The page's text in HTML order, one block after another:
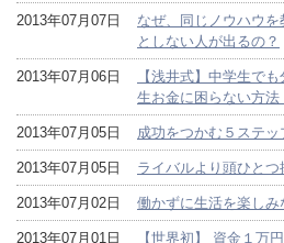
2013年07月07日
なぜ、同じノウハウ
としない人が出るの？
2013年07月06日
【浅井式】中学生で
生お金に困らない方法
2013年07月05日 成功をつかむ５ステッ
2013年07月05日 ライバルより頭ひと
2013年07月02日 働かずに生活を楽し
2013年07月01日 【世界初】 資金１万